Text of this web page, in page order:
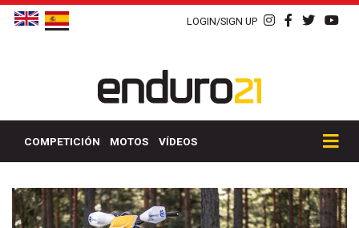
LOGIN/SIGN UP
COMPETICIÓN MOTOS VÍDEOS